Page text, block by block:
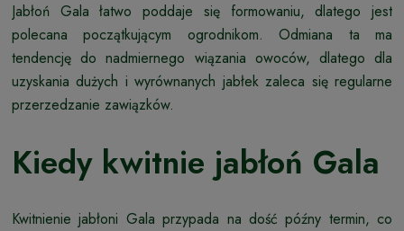
Jabłoń Gala łatwo poddaje się formowaniu, dlatego jest
polecana początkującym ogrodnikom. Odmiana ta ma
tendencję do nadmiernego wiązania owoców, dlatego dla
uzyskania dużych i wyrównanych jabłek zaleca się regularne
przerzedzanie zawiązków.
Kiedy kwitnie jabłoń Gala
Kwitnienie jabłoni Gala przypada na dość późny termin, co